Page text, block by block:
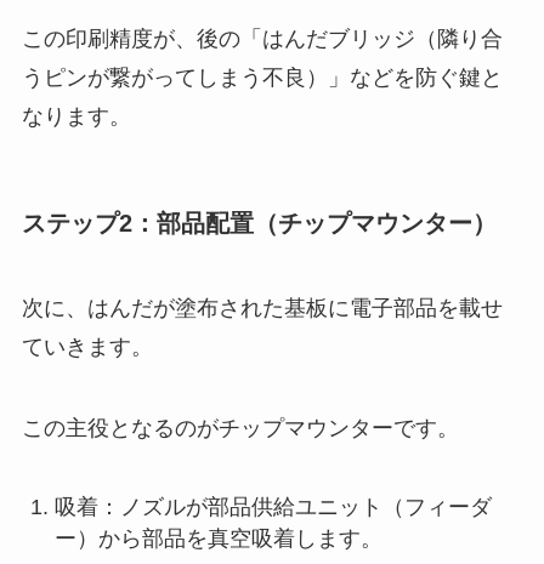
この印刷精度が、後の「はんだブリッジ（隣り合
うピンが繋がってしまう不良）」などを防ぐ鍵と
なります。
ステップ2：部品配置（チップマウンター）
次に、はんだが塗布された基板に電子部品を載せ
ていきます。
この主役となるのがチップマウンターです。
吸着：ノズルが部品供給ユニット（フィーダ
ー）から部品を真空吸着します。